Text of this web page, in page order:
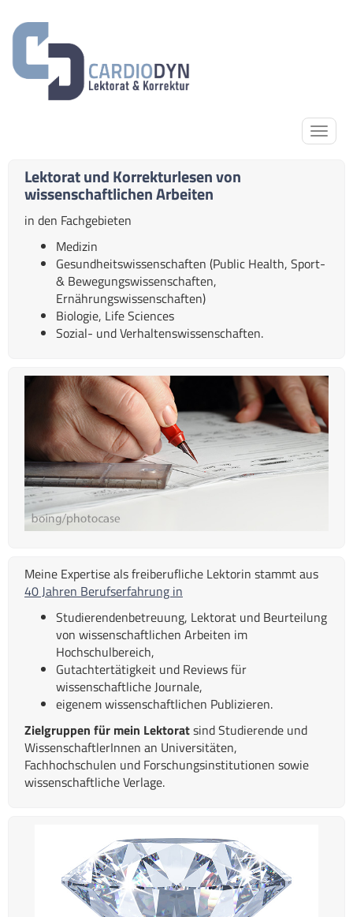
Lektorat und Korrekturlesen von
wissenschaftlichen Arbeiten
in den Fachgebieten
Medizin
Gesundheitswissenschaften (Public Health, Sport-
& Bewegungswissenschaften,
Ernährungswissenschaften)
Biologie, Life Sciences
Sozial- und Verhaltenswissenschaften.
Meine Expertise als freiberufliche Lektorin stammt aus
40 Jahren Berufserfahrung in
Studierendenbetreuung, Lektorat und Beurteilung
von wissenschaftlichen Arbeiten im
Hochschulbereich,
Gutachtertätigkeit und Reviews für
wissenschaftliche Journale,
eigenem wissenschaftlichen Publizieren.
Zielgruppen für mein Lektoratsind Studierende und
WissenschaftlerInnen an Universitäten,
Fachhochschulen und Forschungsinstitutionen sowie
wissenschaftliche Verlage.